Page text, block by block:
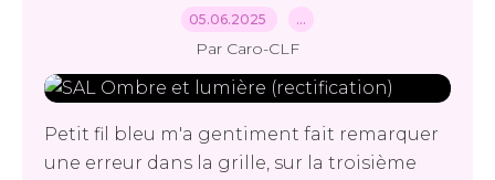
05.06.2025 …
Par Caro-CLF
Petit fil bleu m'a gentiment fait remarquer
une erreur dans la grille, sur la troisième